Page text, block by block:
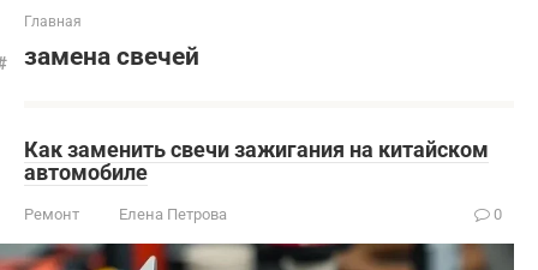
Главная
замена свечей
Как заменить свечи зажигания на китайском
автомобиле
Ремонт Елена Петрова 0